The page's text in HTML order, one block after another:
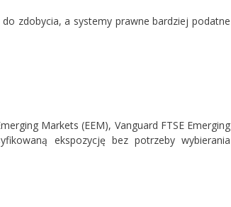
zdobycia, a systemy prawne bardziej podatne
Markets (EEM), Vanguard FTSE Emerging
ekspozycję bez potrzeby wybierania